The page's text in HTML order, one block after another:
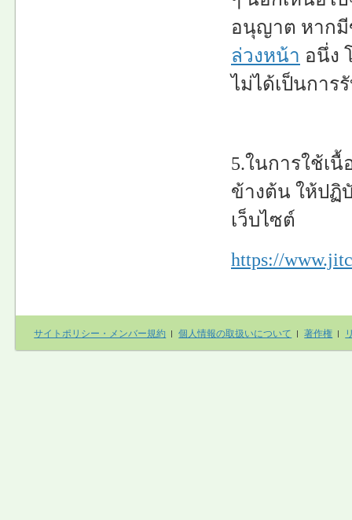
อนุญาต หากมี
ล่วงหน้า อนึ่ง
ไม่ได้เป็นการ
5.ในการใช้เ
ข้างต้น ให้ปฏิ
เว็บไซต์
https://
サイトポリシー・メンバー規約 個人情報の取扱いについて 著作権